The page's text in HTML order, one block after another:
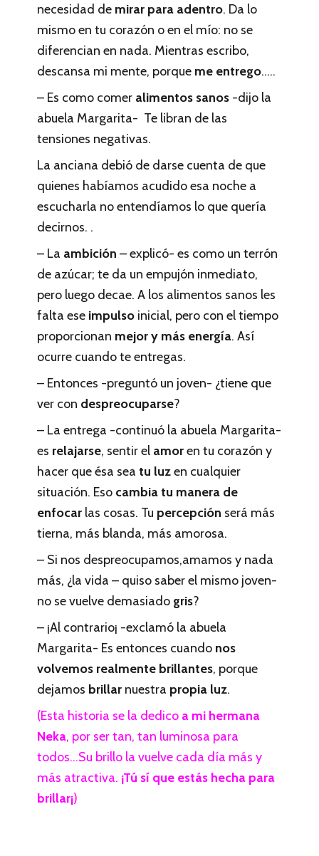
necesidad de mirar para adentro. Da lo
mismo en tu corazón o en el mío: no se
diferencian en nada. Mientras escribo,
descansa mi mente, porque me entrego…..
– Es como comer alimentos sanos -dijo la
abuela Margarita- Te libran de las
tensiones negativas.
La anciana debió de darse cuenta de que
quienes habíamos acudido esa noche a
escucharla no entendíamos lo que quería
decirnos. .
– La ambición – explicó- es como un terrón
de azúcar; te da un empujón inmediato,
pero luego decae. A los alimentos sanos les
falta ese impulso inicial, pero con el tiempo
proporcionan mejor y más energía. Así
ocurre cuando te entregas.
– Entonces -preguntó un joven- ¿tiene que
ver con despreocuparse?
– La entrega -continuó la abuela Margarita-
es relajarse, sentir el amoren tu corazón y
hacer que ésa sea tu luzen cualquier
situación. Eso cambia tu manera de
enfocar las cosas. Tu percepción será más
tierna, más blanda, más amorosa.
– Si nos despreocupamos,amamos y nada
más, ¿la vida – quiso saber el mismo joven-
no se vuelve demasiado gris?
– ¡Al contrario¡ -exclamó la abuela
Margarita- Es entonces cuando nos
volvemos realmente brillantes, porque
dejamos brillar nuestra propia luz.
(Esta historia se la dedico a mi hermana
Neka, por ser tan, tan luminosa para
todos…Su brillo la vuelve cada día más y
más atractiva. ¡Tú sí que estás hecha para
brillar¡)